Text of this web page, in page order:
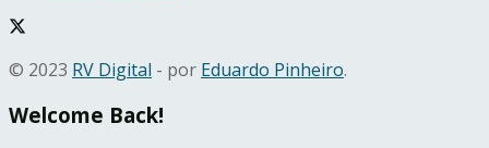
© 2023 RV Digital - por Eduardo Pinheiro.
Welcome Back!